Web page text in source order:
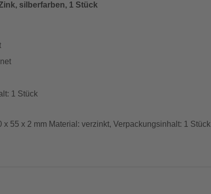
silberfarben, 1 Stück
1 Stück
x 55 x 2 mm Material: verzinkt, Verpackungsinhalt: 1 Stück